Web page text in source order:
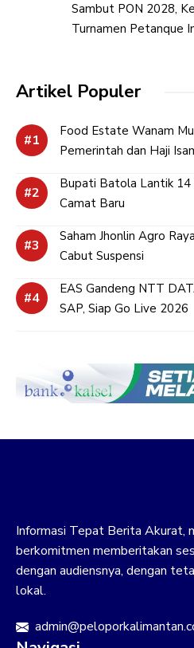
Sambut PON 2028,
Turnamen Petanque
Artikel Populer
Food Estate Wanam
Pemerintah dan Haji
Bupati Batola Lantik
Camat Baru
Saham Jhonlin Agro
Cabut Suspensi
EAS Gandeng NTT
SAP, Siap Go Live 2026
Informasi Tepat Berita Akurat,
berkomitmen memberitakan
dengan audiensnya, dengan
lokal.